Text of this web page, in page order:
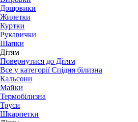
Дощовики
Жилетки
Куртки
Рукавички
Шапки
Дітям
Повернутися до Дітям
Все у категорії Спідня білизна
Кальсони
Майки
Термобілизна
Труси
Шкарпетки